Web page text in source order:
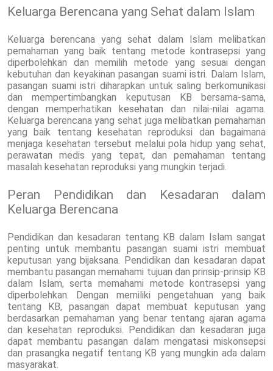
Keluarga Berencana yang Sehat dalam Islam
Keluarga berencana yang sehat dalam Islam melibatkan
pemahaman yang baik tentang metode kontrasepsi yang
diperbolehkan dan memilih metode yang sesuai dengan
kebutuhan dan keyakinan pasangan suami istri. Dalam Islam,
pasangan suami istri diharapkan untuk saling berkomunikasi
dan mempertimbangkan keputusan KB bersama-sama,
dengan memperhatikan kesehatan dan nilai-nilai agama.
Keluarga berencana yang sehat juga melibatkan pemahaman
yang baik tentang kesehatan reproduksi dan bagaimana
menjaga kesehatan tersebut melalui pola hidup yang sehat,
perawatan medis yang tepat, dan pemahaman tentang
masalah kesehatan reproduksi yang mungkin terjadi.
Peran Pendidikan dan Kesadaran dalam
Keluarga Berencana
Pendidikan dan kesadaran tentang KB dalam Islam sangat
penting untuk membantu pasangan suami istri membuat
keputusan yang bijaksana. Pendidikan dan kesadaran dapat
membantu pasangan memahami tujuan dan prinsip-prinsip KB
dalam Islam, serta memahami metode kontrasepsi yang
diperbolehkan. Dengan memiliki pengetahuan yang baik
tentang KB, pasangan dapat membuat keputusan yang
berdasarkan pemahaman yang benar tentang ajaran agama
dan kesehatan reproduksi. Pendidikan dan kesadaran juga
dapat membantu pasangan dalam mengatasi miskonsepsi
dan prasangka negatif tentang KB yang mungkin ada dalam
masyarakat.